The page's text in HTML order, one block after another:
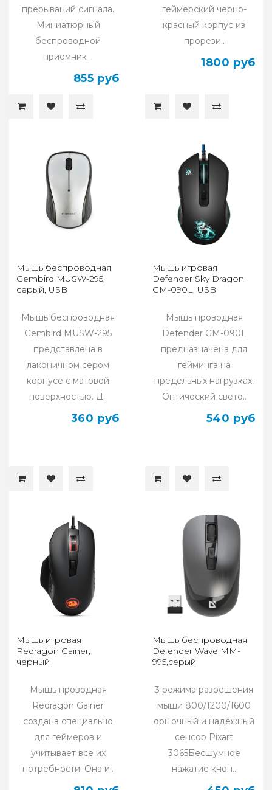
прерываний сигнала.
Миниатюрный
беспроводной
приемник ..
855 руб
геймерский черно-
красный корпус из
прорези..
1800 руб
Мышь беспроводная
Gembird MUSW-295,
серый, USB
Мышь беспроводная
Gembird MUSW-295
представлена в
лаконичном сером
корпусе с матовой
поверхностью. Д..
360 руб
Мышь игровая
Defender Sky Dragon
GM-090L, USB
Мышь проводная
Defender GM-090L
предназначена для
гейминга на
предельных нагрузках.
Оптический свето..
540 руб
Мышь игровая
Redragon Gainer,
черный
Мышь проводная
Redragon Gainer
создана специально
для геймеров и
учитывает все их
потребности. Она и..
Мышь беспроводная
Defender Wave MM-
995,серый
3 режима разрешения
мыши 800/1200/1600
dpiТочный и надёжный
сенсор Pixart
3065Бесшумное
нажатие кноп..